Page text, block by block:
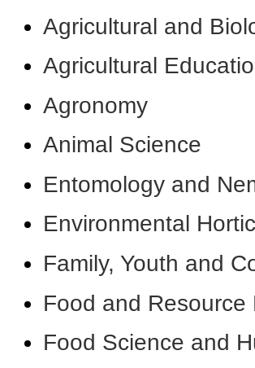
Agricultural and
Agricultural
Agronomy
Animal Science
Entomology and
Environmental
Family, Youth and
Food and Resource
Food Science and